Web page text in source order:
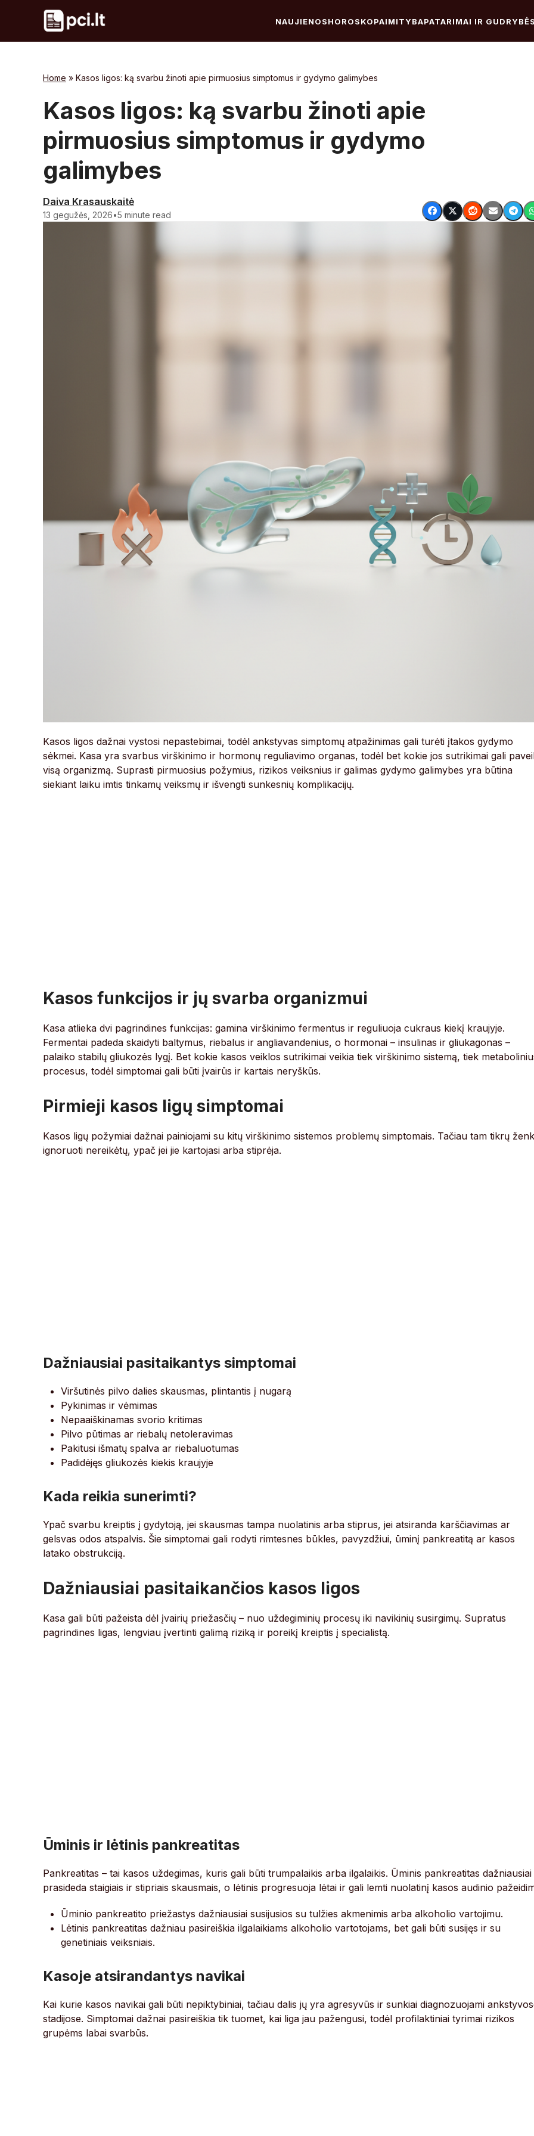
NAUJIENOSHOROSKOPAIMITYBAPATARIMAI IR GUDRYBĖS
Home » Kasos ligos: ką svarbu žinoti apie pirmuosius simptomus ir gydymo galimybes
Kasos ligos: ką svarbu žinoti apie
pirmuosius simptomus ir gydymo
galimybes
Daiva Krasauskaitė
13 gegužės, 2026•5 minute read
Kasos ligos dažnai vystosi nepastebimai, todėl ankstyvas simptomų atpažinimas gali turėti įtakos gydymo
sėkmei. Kasa yra svarbus virškinimo ir hormonų reguliavimo organas, todėl bet kokie jos sutrikimai gali
visą organizmą. Suprasti pirmuosius požymius, rizikos veiksnius ir galimas gydymo galimybes yra būtina
siekiant laiku imtis tinkamų veiksmų ir išvengti sunkesnių komplikacijų.
Kasos funkcijos ir jų svarba organizmui
Kasa atlieka dvi pagrindines funkcijas: gamina virškinimo fermentus ir reguliuoja cukraus kiekį kraujyje.
Fermentai padeda skaidyti baltymus, riebalus ir angliavandenius, o hormonai – insulinas ir gliukagonas –
palaiko stabilų gliukozės lygį. Bet kokie kasos veiklos sutrikimai veikia tiek virškinimo sistemą, tiek
procesus, todėl simptomai gali būti įvairūs ir kartais neryškūs.
Pirmieji kasos ligų simptomai
Kasos ligų požymiai dažnai painiojami su kitų virškinimo sistemos problemų simptomais. Tačiau tam tikrų
ignoruoti nereikėtų, ypač jei jie kartojasi arba stiprėja.
Dažniausiai pasitaikantys simptomai
Viršutinės pilvo dalies skausmas, plintantis į nugarą
Pykinimas ir vėmimas
Nepaaiškinamas svorio kritimas
Pilvo pūtimas ar riebalų netoleravimas
Pakitusi išmatų spalva ar riebaluotumas
Padidėjęs gliukozės kiekis kraujyje
Kada reikia sunerimti?
Ypač svarbu kreiptis į gydytoją, jei skausmas tampa nuolatinis arba stiprus, jei atsiranda karščiavimas ar
gelsvas odos atspalvis. Šie simptomai gali rodyti rimtesnes būkles, pavyzdžiui, ūminį pankreatitą ar kasos
latako obstrukciją.
Dažniausiai pasitaikančios kasos ligos
Kasa gali būti pažeista dėl įvairių priežasčių – nuo uždegiminių procesų iki navikinių susirgimų. Supratus
pagrindines ligas, lengviau įvertinti galimą riziką ir poreikį kreiptis į specialistą.
Ūminis ir lėtinis pankreatitas
Pankreatitas – tai kasos uždegimas, kuris gali būti trumpalaikis arba ilgalaikis. Ūminis pankreatitas dažniausiai
prasideda staigiais ir stipriais skausmais, o lėtinis progresuoja lėtai ir gali lemti nuolatinį kasos audinio
Ūminio pankreatito priežastys dažniausiai susijusios su tulžies akmenimis arba alkoholio vartojimu.
Lėtinis pankreatitas dažniau pasireiškia ilgalaikiams alkoholio vartotojams, bet gali būti susijęs ir su
genetiniais veiksniais.
Kasoje atsirandantys navikai
Kai kurie kasos navikai gali būti nepiktybiniai, tačiau dalis jų yra agresyvūs ir sunkiai diagnozuojami
stadijose. Simptomai dažnai pasireiškia tik tuomet, kai liga jau pažengusi, todėl profilaktiniai tyrimai rizikos
grupėms labai svarbūs.